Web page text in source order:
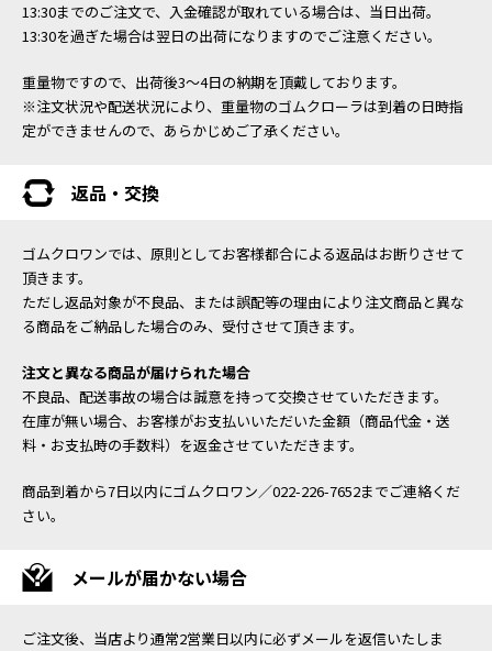
13:30までのご注文で、入金確認が取れている場合は、当日出荷。
13:30を過ぎた場合は翌日の出荷になりますのでご注意ください。
重量物ですので、出荷後3～4日の納期を頂戴しております。
※注文状況や配送状況により、重量物のゴムクローラは到着の日時指
定ができませんので、あらかじめご了承ください。
返品・交換
ゴムクロワンでは、原則としてお客様都合による返品はお断りさせて
頂きます。
ただし返品対象が不良品、または誤配等の理由により注文商品と異な
る商品をご納品した場合のみ、受付させて頂きます。
注文と異なる商品が届けられた場合
不良品、配送事故の場合は誠意を持って交換させていただきます。
在庫が無い場合、お客様がお支払いいただいた金額（商品代金・送
料・お支払時の手数料）を返金させていただきます。
商品到着から7日以内にゴムクロワン／022-226-7652までご連絡くだ
さい。
メールが届かない場合
ご注文後、当店より通常2営業日以内に必ずメールを返信いたしま